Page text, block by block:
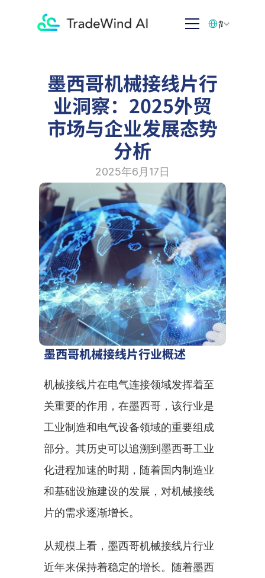
墨西哥机械接线片行
业洞察：2025外贸
市场与企业发展态势
分析
2025年6月17日
墨西哥机械接线片行业概述
机械接线片在电气连接领域发挥着至
关重要的作用，在墨西哥，该行业是
工业制造和电气设备领域的重要组成
部分。其历史可以追溯到墨西哥工业
化进程加速的时期，随着国内制造业
和基础设施建设的发展，对机械接线
片的需求逐渐增长。
从规模上看，墨西哥机械接线片行业
近年来保持着稳定的增长。随着墨西
简体中文